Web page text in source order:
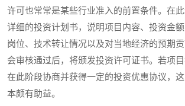
许可也常常是某些行业准入的前置条件。在
详细的投资计划书，说明项目内容、投资金
岗位、技术转让情况以及对当地经济的预期
会审核通过后，将颁发投资许可证书。若项
在此阶段协商并获得一定的投资优惠协议，
本颇有助益。